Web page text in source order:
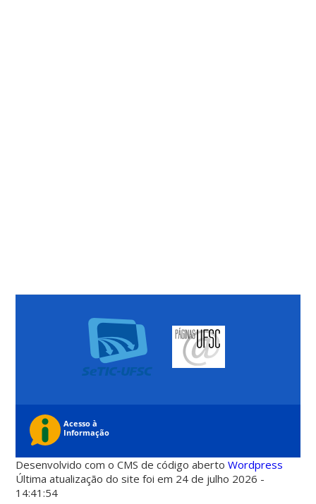
Desenvolvido com o CMS de código abertoWordpress
Última atualização do site foi em 24 de julho 2026 -
14:41:54